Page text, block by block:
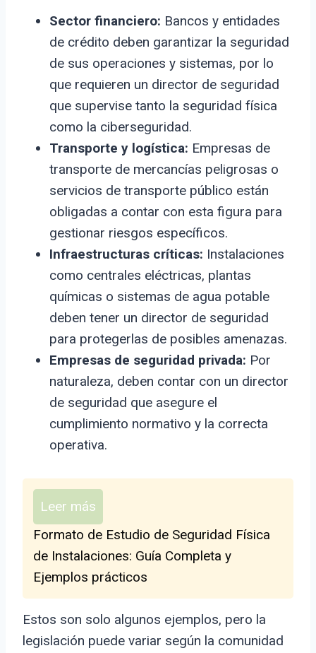
Sector financiero: Bancos y entidades
de crédito deben garantizar la seguridad
de sus operaciones y sistemas, por lo
que requieren un director de seguridad
que supervise tanto la seguridad física
como la ciberseguridad.
Transporte y logística: Empresas de
transporte de mercancías peligrosas o
servicios de transporte público están
obligadas a contar con esta figura para
gestionar riesgos específicos.
Infraestructuras críticas: Instalaciones
como centrales eléctricas, plantas
químicas o sistemas de agua potable
deben tener un director de seguridad
para protegerlas de posibles amenazas.
Empresas de seguridad privada: Por
naturaleza, deben contar con un director
de seguridad que asegure el
cumplimiento normativo y la correcta
operativa.
Leer más
Formato de Estudio de Seguridad Física
de Instalaciones: Guía Completa y
Ejemplos prácticos
Estos son solo algunos ejemplos, pero la
legislación puede variar según la comunidad